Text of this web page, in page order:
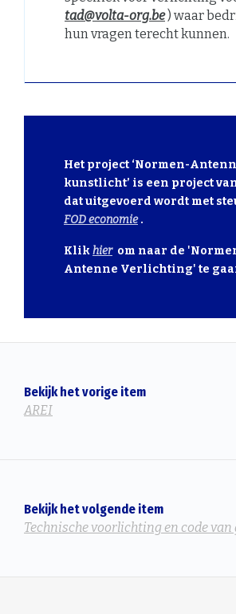
tad@volta-org.be ) waar
hun vragen terecht kunnen.
Het project ‘Normen-
kunstlicht’ is een project
dat uitgevoerd wordt met
FOD economie .
Klikhier om naar de
Antenne Verlichting' te
Bekijk het vorige item
AREI
Bekijk het volgende item
Technische voorlichting en code